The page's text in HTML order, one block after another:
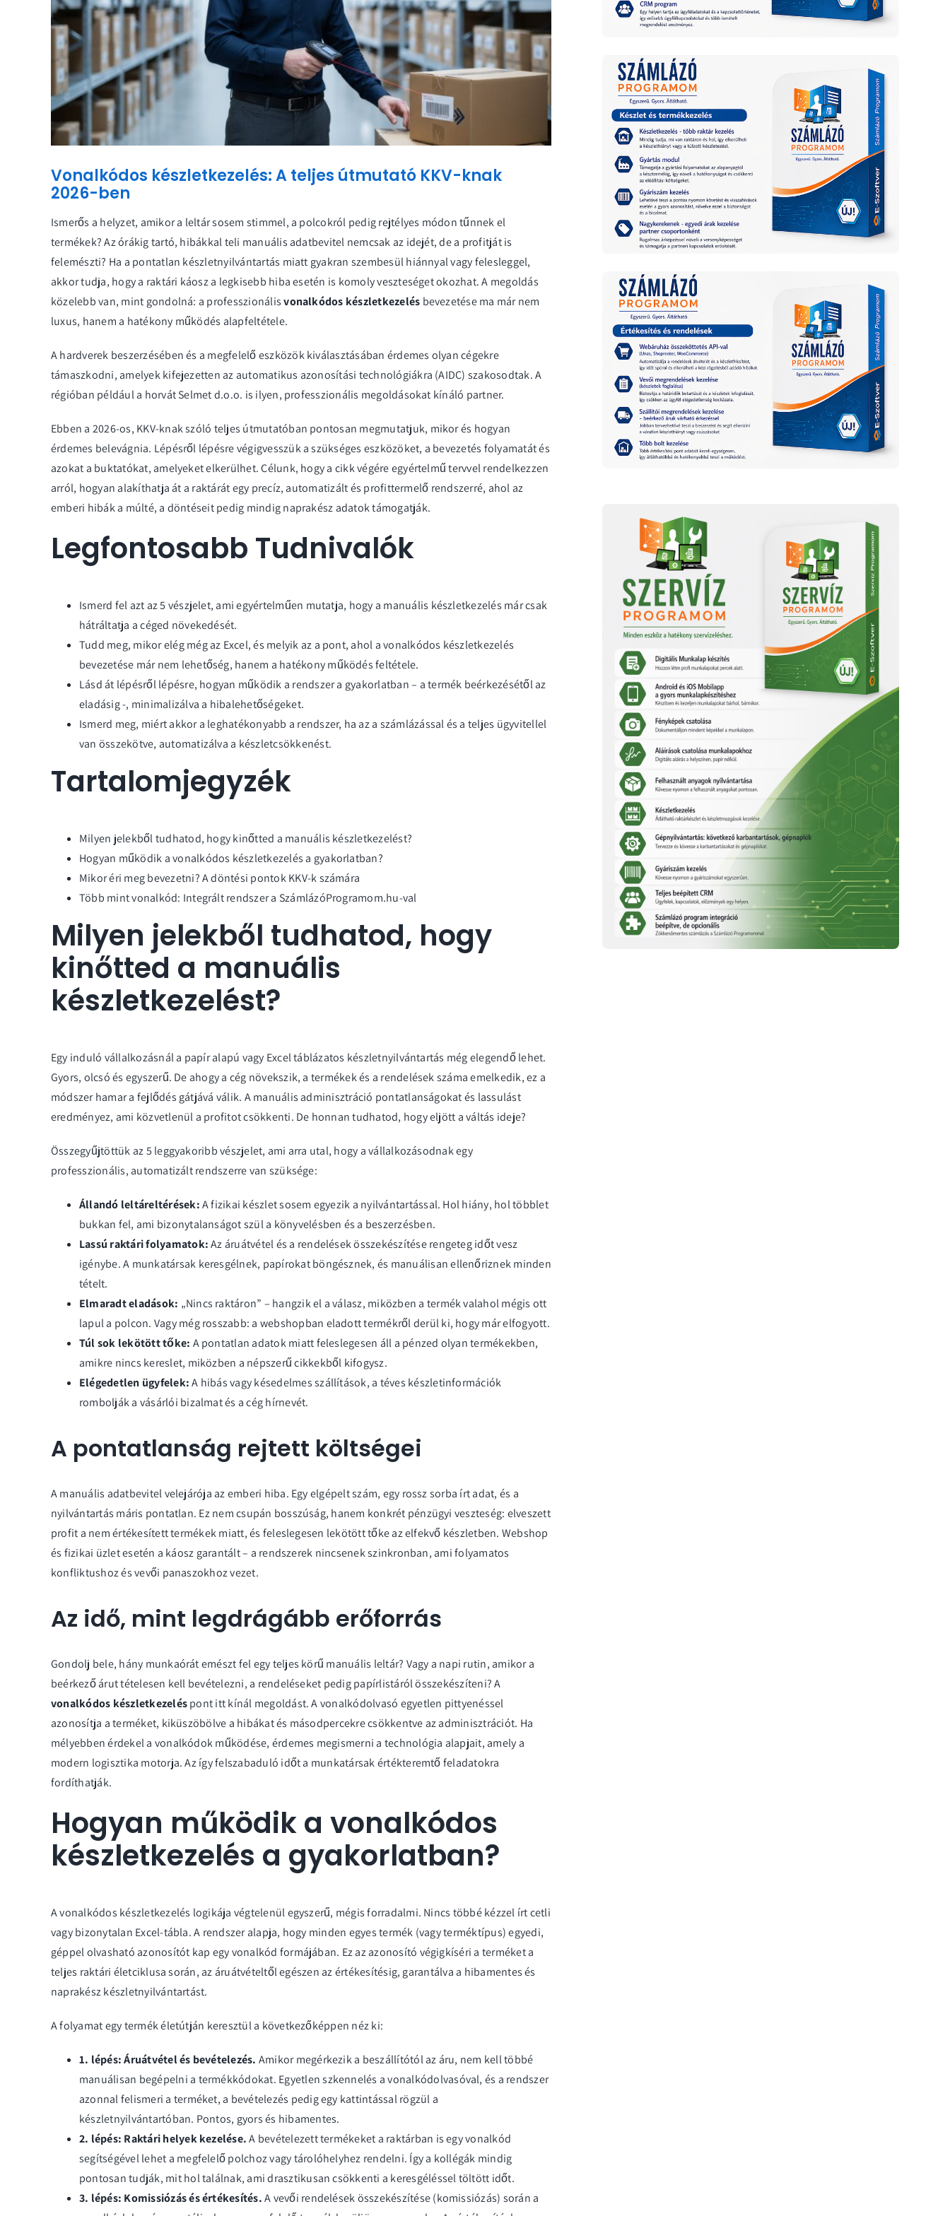
Vonalkódos készletkezelés: A teljes útmutató KKV-knak
2026-ben
Ismerős a helyzet, amikor a leltár sosem stimmel, a polcokról pedig rejtélyes módon tűnnek el
termékek? Az órákig tartó, hibákkal teli manuális adatbevitel nemcsak az idejét, de a profitját is
felemészti? Ha a pontatlan készletnyilvántartás miatt gyakran szembesül hiánnyal vagy felesleggel,
akkor tudja, hogy a raktári káosz a legkisebb hiba esetén is komoly veszteséget okozhat. A megoldás
közelebb van, mint gondolná: a professzionálisvonalkódos készletkezelés bevezetése ma már nem
luxus, hanem a hatékony működés alapfeltétele.
A hardverek beszerzésében és a megfelelő eszközök kiválasztásában érdemes olyan cégekre
támaszkodni, amelyek kifejezetten az automatikus azonosítási technológiákra (AIDC) szakosodtak. A
régióban például a horvátSelmet d.o.o. is ilyen, professzionális megoldásokat kínáló partner.
Ebben a 2026-os, KKV-knak szóló teljes útmutatóban pontosan megmutatjuk, mikor és hogyan
érdemes belevágnia. Lépésről lépésre végigvesszük a szükséges eszközöket, a bevezetés folyamatát és
azokat a buktatókat, amelyeket elkerülhet. Célunk, hogy a cikk végére egyértelmű tervvel rendelkezzen
arról, hogyan alakíthatja át a raktárát egy precíz, automatizált és profittermelő rendszerré, ahol az
emberi hibák a múlté, a döntéseit pedig mindig naprakész adatok támogatják.
Legfontosabb Tudnivalók
Ismerd fel azt az 5 vészjelet, ami egyértelműen mutatja, hogy a manuális készletkezelés már csak
hátráltatja a céged növekedését.
Tudd meg, mikor elég még az Excel, és melyik az a pont, ahol a vonalkódos készletkezelés
bevezetése már nem lehetőség, hanem a hatékony működés feltétele.
Lásd át lépésről lépésre, hogyan működik a rendszer a gyakorlatban – a termék beérkezésétől az
eladásig -, minimalizálva a hibalehetőségeket.
Ismerd meg, miért akkor a leghatékonyabb a rendszer, ha az a számlázással és a teljes ügyvitellel
van összekötve, automatizálva a készletcsökkenést.
Tartalomjegyzék
Milyen jelekből tudhatod, hogy kinőtted a manuális készletkezelést?
Hogyan működik a vonalkódos készletkezelés a gyakorlatban?
Mikor éri meg bevezetni? A döntési pontok KKV-k számára
Több mint vonalkód: Integrált rendszer a SzámlázóProgramom.hu-val
Milyen jelekből tudhatod, hogy
kinőtted a manuális
készletkezelést?
Egy induló vállalkozásnál a papír alapú vagy Excel táblázatos készletnyilvántartás még elegendő lehet.
Gyors, olcsó és egyszerű. De ahogy a cég növekszik, a termékek és a rendelések száma emelkedik, ez a
módszer hamar a fejlődés gátjává válik. A manuális adminisztráció pontatlanságokat és lassulást
eredményez, ami közvetlenül a profitot csökkenti. De honnan tudhatod, hogy eljött a váltás ideje?
Összegyűjtöttük az 5 leggyakoribb vészjelet, ami arra utal, hogy a vállalkozásodnak egy
professzionális, automatizált rendszerre van szüksége:
Állandó leltáreltérések:A fizikai készlet sosem egyezik a nyilvántartással. Hol hiány, hol többlet
bukkan fel, ami bizonytalanságot szül a könyvelésben és a beszerzésben.
Lassú raktári folyamatok:Az áruátvétel és a rendelések összekészítése rengeteg időt vesz
igénybe. A munkatársak keresgélnek, papírokat böngésznek, és manuálisan ellenőriznek minden
tételt.
Elmaradt eladások: „Nincs raktáron” – hangzik el a válasz, miközben a termék valahol mégis ott
lapul a polcon. Vagy még rosszabb: a webshopban eladott termékről derül ki, hogy már elfogyott.
Túl sok lekötött tőke: A pontatlan adatok miatt feleslegesen áll a pénzed olyan termékekben,
amikre nincs kereslet, miközben a népszerű cikkekből kifogysz.
Elégedetlen ügyfelek:A hibás vagy késedelmes szállítások, a téves készletinformációk
rombolják a vásárlói bizalmat és a cég hírnevét.
A pontatlanság rejtett költségei
A manuális adatbevitel velejárója az emberi hiba. Egy elgépelt szám, egy rossz sorba írt adat, és a
nyilvántartás máris pontatlan. Ez nem csupán bosszúság, hanem konkrét pénzügyi veszteség: elveszett
profit a nem értékesített termékek miatt, és feleslegesen lekötött tőke az elfekvő készletben. Webshop
és fizikai üzlet esetén a káosz garantált – a rendszerek nincsenek szinkronban, ami folyamatos
konfliktushoz és vevői panaszokhoz vezet.
Az idő, mint legdrágább erőforrás
Gondolj bele, hány munkaórát emészt fel egy teljes körű manuális leltár? Vagy a napi rutin, amikor a
beérkező árut tételesen kell bevételezni, a rendeléseket pedig papírlistáról összekészíteni? A
vonalkódos készletkezeléspont itt kínál megoldást. A vonalkódolvasó egyetlen pittyenéssel
azonosítja a terméket, kiküszöbölve a hibákat és másodpercekre csökkentve az adminisztrációt. Ha
mélyebben érdekel a vonalkódok működése, érdemes megismerni a technológia alapjait, amely a
modern logisztika motorja. Az így felszabaduló időt a munkatársak értékteremtő feladatokra
fordíthatják.
Hogyan működik a vonalkódos
készletkezelés a gyakorlatban?
A vonalkódos készletkezelés logikája végtelenül egyszerű, mégis forradalmi. Nincs többé kézzel írt cetli
vagy bizonytalan Excel-tábla. A rendszer alapja, hogy minden egyes termék (vagy terméktípus) egyedi,
géppel olvasható azonosítót kap egy vonalkód formájában. Ez az azonosító végigkíséri a terméket a
teljes raktári életciklusa során, az áruátvételtől egészen az értékesítésig, garantálva a hibamentes és
naprakész készletnyilvántartást.
A folyamat egy termék életútján keresztül a következőképpen néz ki:
1. lépés: Áruátvétel és bevételezés. Amikor megérkezik a beszállítótól az áru, nem kell többé
manuálisan begépelni a termékkódokat. Egyetlen szkennelés a vonalkódolvasóval, és a rendszer
azonnal felismeri a terméket, a bevételezés pedig egy kattintással rögzül a
készletnyilvántartóban. Pontos, gyors és hibamentes.
2. lépés: Raktári helyek kezelése.A bevételezett termékeket a raktárban is egy vonalkód
segítségével lehet a megfelelő polchoz vagy tárolóhelyhez rendelni. Így a kollégák mindig
pontosan tudják, mit hol találnak, ami drasztikusan csökkenti a keresgéléssel töltött időt.
3. lépés: Komissiózás és értékesítés.A vevői rendelések összekészítése (komissiózás) során a